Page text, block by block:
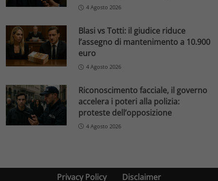
4 Agosto 2026
Blasi vs Totti: il giudice riduce
l’assegno di mantenimento a 10.900
euro
4 Agosto 2026
Riconoscimento facciale, il governo
accelera i poteri alla polizia:
proteste dell’opposizione
4 Agosto 2026
Privacy Policy Disclaimer